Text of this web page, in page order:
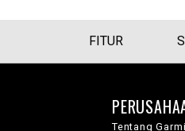
FITUR
Tentang